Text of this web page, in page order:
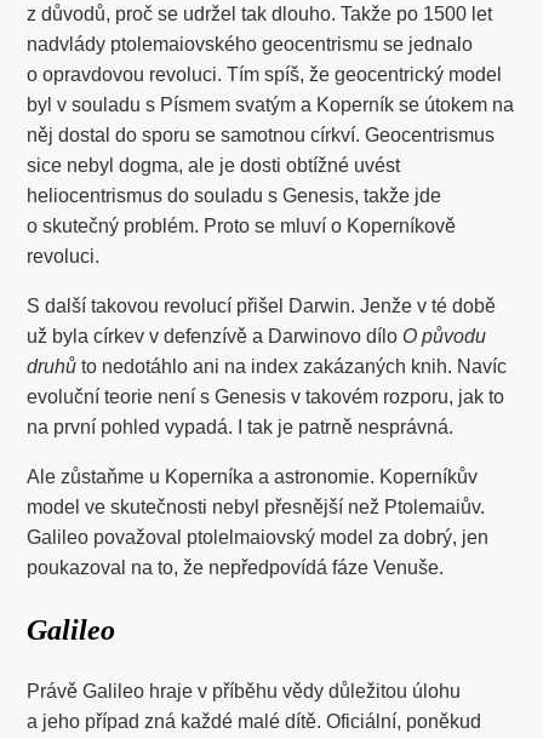
z důvodů, proč se udržel tak dlouho. Takže po 1500 let
nadvlády ptolemaiovského geocentrismu se jednalo
o opravdovou revoluci. Tím spíš, že geocentrický model
byl v souladu s Písmem svatým a Koperník se útokem na
něj dostal do sporu se samotnou církví. Geocentrismus
sice nebyl dogma, ale je dosti obtížné uvést
heliocentrismus do souladu s Genesis, takže jde
o skutečný problém. Proto se mluví o Koperníkově
revoluci.
S další takovou revolucí přišel Darwin. Jenže v té době
už byla církev v defenzívě a Darwinovo dílo O původu
druhů to nedotáhlo ani na index zakázaných knih. Navíc
evoluční teorie není s Genesis v takovém rozporu, jak to
na první pohled vypadá. I tak je patrně nesprávná.
Ale zůstaňme u Koperníka a astronomie. Koperníkův
model ve skutečnosti nebyl přesnější než Ptolemaiův.
Galileo považoval ptolelmaiovský model za dobrý, jen
poukazoval na to, že nepředpovídá fáze Venuše.
Galileo
Právě Galileo hraje v příběhu vědy důležitou úlohu
a jeho případ zná každé malé dítě. Oficiální, poněkud